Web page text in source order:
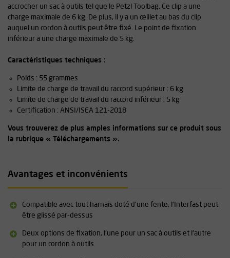
accrocher un sac à outils tel que le Petzl Toolbag. Ce clip a une
charge maximale de 6 kg. De plus, il y a un œillet au bas du clip
auquel un cordon à outils peut être fixé. Le point de fixation
inférieur a une charge maximale de 5 kg.
Caractéristiques techniques :
Poids : 55 grammes
Limite de charge de travail du raccord supérieur : 6 kg
Limite de charge de travail du raccord inférieur : 5 kg
Certification : ANSI/ISEA 121-2018
Vous trouverez de plus amples informations sur ce produit sous
la rubrique « Téléchargements ».
Avantages et inconvénients
Compatible avec tout harnais doté d'une fente, l'Interfast peut
être glissé par-dessus
Deux options de fixation, l'une pour un sac à outils et l'autre
pour un cordon à outils